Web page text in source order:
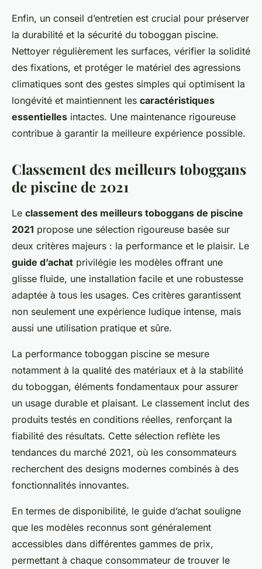
Enfin, un conseil d’entretien est crucial pour préserver
la durabilité et la sécurité du toboggan piscine.
Nettoyer régulièrement les surfaces, vérifier la solidité
des fixations, et protéger le matériel des agressions
climatiques sont des gestes simples qui optimisent la
longévité et maintiennent les caractéristiques
essentielles intactes. Une maintenance rigoureuse
contribue à garantir la meilleure expérience possible.
Classement des meilleurs toboggans
de piscine de 2021
Le classement des meilleurs toboggans de piscine
2021 propose une sélection rigoureuse basée sur
deux critères majeurs : la performance et le plaisir. Le
guide d’achat privilégie les modèles offrant une
glisse fluide, une installation facile et une robustesse
adaptée à tous les usages. Ces critères garantissent
non seulement une expérience ludique intense, mais
aussi une utilisation pratique et sûre.
La performance toboggan piscine se mesure
notamment à la qualité des matériaux et à la stabilité
du toboggan, éléments fondamentaux pour assurer
un usage durable et plaisant. Le classement inclut des
produits testés en conditions réelles, renforçant la
fiabilité des résultats. Cette sélection reflète les
tendances du marché 2021, où les consommateurs
recherchent des designs modernes combinés à des
fonctionnalités innovantes.
En termes de disponibilité, le guide d’achat souligne
que les modèles reconnus sont généralement
accessibles dans différentes gammes de prix,
permettant à chaque consommateur de trouver le